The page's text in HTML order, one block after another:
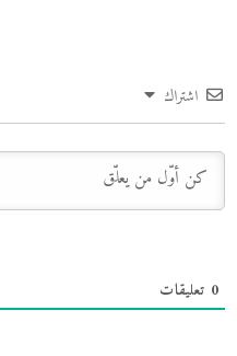
اشتراك
0 تعليقات